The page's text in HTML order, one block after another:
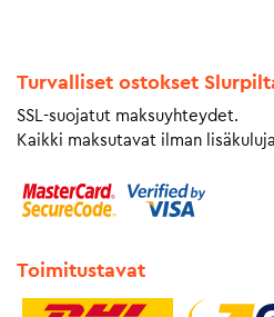
Turvalliset ostokset
SSL-suojatut maksuyhteydet.
Kaikki maksutavat ilman
Toimitustavat